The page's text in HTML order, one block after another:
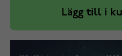
Lägg till i